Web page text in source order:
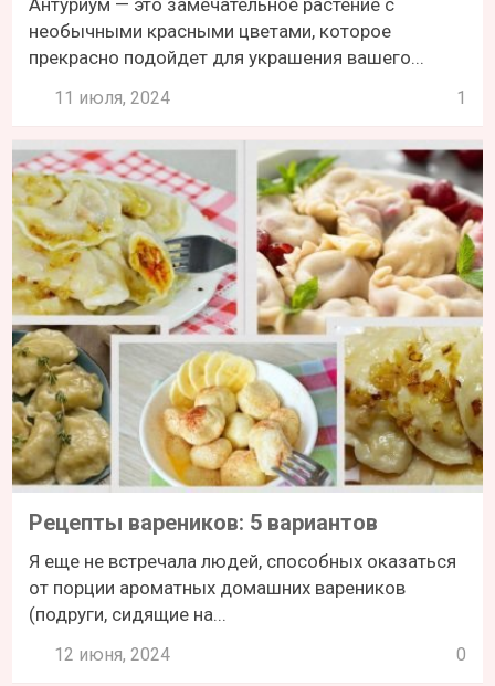
Антуриум — это замечательное растение с
необычными красными цветами, которое
прекрасно подойдет для украшения вашего...
11 июля, 2024 1
Рецепты вареников: 5 вариантов
Я еще не встречала людей, способных оказаться
от порции ароматных домашних вареников
(подруги, сидящие на...
12 июня, 2024 0